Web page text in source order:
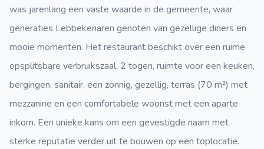
was jarenlang een vaste waarde in de gemeente, waar
generaties Lebbekenaren genoten van gezellige diners en
mooie momenten. Het restaurant beschikt over een ruime
opsplitsbare verbruikszaal, 2 togen, ruimte voor een keuken,
bergingen, sanitair, een zonnig, gezellig, terras (70 m²) met
mezzanine en een comfortabele woonst met een aparte
inkom. Een unieke kans om een gevestigde naam met
sterke reputatie verder uit te bouwen op een toplocatie.